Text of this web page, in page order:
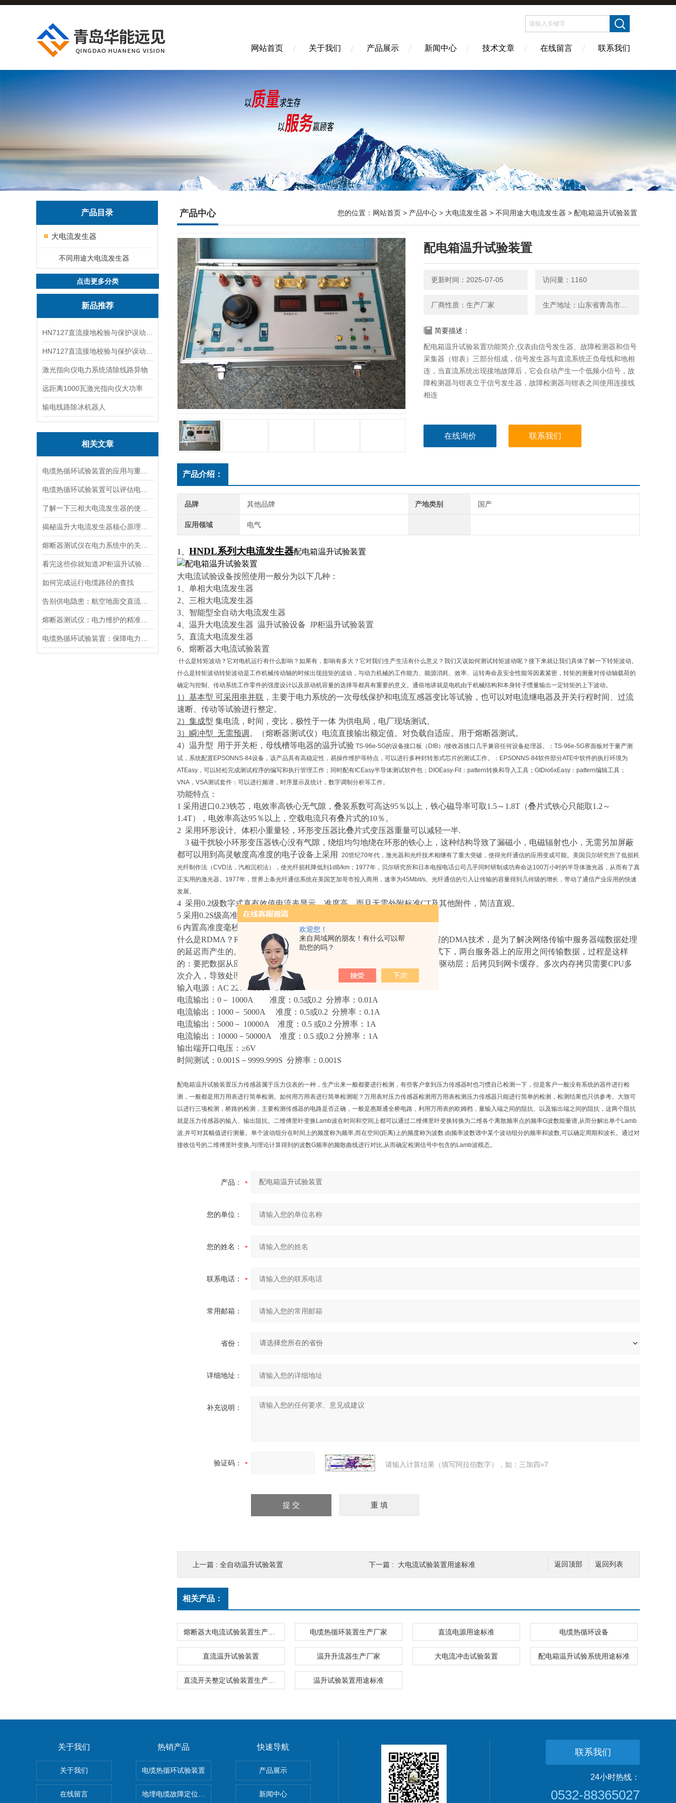
欢迎您！
来自局域网的朋友！有什么可以帮
助您的吗？
网站首页 关于我们 产品展示 新闻中心 技术文章 在线留言 联系我们
产品目录
大电流发生器
不同用途大电流发生器
点击更多分类
新品推荐
激光指向仪电力系统清除线路异物
远距离1000瓦激光指向仪大功率
输电线路除冰机器人
相关文章
如何完成运行电缆路径的查找
产品中心 您的位置： 网站首页 > 产品中心 > 大电流发生器 > 不同用途大电流发生器 > 配电箱温升试验装置
配电箱温升试验装置
更新时间：2025-07-05 访问量：1160
厂商性质：生产厂家
简要描述：
配电箱温升试验装置功能简介,仪表由信号发生器、故障检测器和信号
采集器（钳表）三部分组成，信号发生器与直流系统正负母线和地相
连，当直流系统出现接地故障后，它会自动产生一个低频小信号，故
障检测器与钳表立于信号发生器，故障检测器与钳表之间使用连接线
相连
在线询价 联系我们
产品介绍：
品牌 其他品牌 产地类别 国产
应用领域 电气
1、 HNDL系列大电流发生器配电箱温升试验装置
大电流试验设备按照使用一般分为以下几种：
1、单相大电流发生器
2、三相大电流发生器
3、智能型全自动大电流发生器
4、温升大电流发生器 温升试验设备 JP柜温升试验装置
5、直流大电流发生器
6、熔断器大电流试验装置
什么是转矩波动？它对电机运行有什么影响？如果有，影响有多大？它对我们生产生活有什么意义？我们又该如何测试转矩波动呢？接下来就让我们具体了解一下转矩波动。
什么是转矩波动转矩波动是工作机械传动轴的时候出现扭矩的波动，与动力机械的工作能力、能源消耗、效率、运转寿命及安全性能等因素紧密，转矩的测量对传动轴载荷的
确定与控制、传动系统工作零件的强度设计以及原动机容量的选择等都具有重要的意义。通俗地讲就是电机由于机械结构和本身转子惯量输出一定转矩的上下波动。
1） 基本型 可采用串并联 ， 主要于电力系统的一次母线保护和电流互感器变比等试验 ， 也可以对电流继电器及开关行程时间、过流
速断、传动等试验进行整定。
2） 集成型 集电流，时间，变比，极性于一体 为供电局，电厂现场测试。
3） 瞬冲型 无需预调 。（熔断器测试仪）电流直接输出额定值。对负载自适应。用于熔断器测试。
4） 温升型 用于开关柜，母线槽等电器的温升试验 TS-96e-5G的设备接口板（DIB）/接收器接口几乎兼容任何设备处理器。：TS-96e-5G界面板对于量产测
试，系统配置EPSONNS-84设备，该产品具有高稳定性，易操作维护等特点，可以进行多种封转形式芯片的测试工作。：EPSONNS-84软件部分ATE中软件的执行环境为
ATEasy，可以轻松完成测试程序的编写和执行管理工作；同时配有ICEasy半导体测试软件包；DIOEasy-Fit：pattern转换和导入工具；GtDio6xEasy：pattern编辑工具；
VNA，VSA测试套件：可以进行频谱，时序显示及统计，数字调制分析等工作。
功能特点：
1 采用进口0.23铁芯， 电效率高铁心无气隙，叠装系数可高达95％以上，铁心磁导率可取1.5～1.8T（叠片式铁心只能取1.2～
1.4T），电效率高达95％以上，空载电流只有叠片式的10％。
2 采用环形设计。体积小重量轻， 环形变压器比叠片式变压器重量可以减轻一半.
3 磁干扰较小环形变压器铁心没有气隙，绕组均匀地绕在环形的铁心上，这种结构导致了漏磁小，电磁辐射也小，无需另加屏蔽
都可以用到高灵敏度高准度的电子设备上采用
20世纪70年代，激光器和光纤技术相继有了重大突破，使得光纤通信的应用变成可能。美国贝尔研究所了低损耗
光纤制作法（CVD法，汽相沉积法），使光纤损耗降低到1dB/km；1977年，贝尔研究所和日本电报电话公司几乎同时研制成功寿命达100万小时的半导体激光器，从而有了真
正实用的激光器。1977年，世界上条光纤通信系统在美国芝加哥市投入商用，速率为45Mbit/s。光纤通信的引入让传输的容量得到几何级的增长，带动了通信产业应用的快速
发展。
4 采用0.2级数字式真有效值电流表显示，准度高。而且无需外附标准CT及其他附件，简洁直观。
5 采用0.2S级高准度电流互感器，保证电流信号的线性度和高准度输出.
6 内置高准度毫秒计。满足时间高准度测试的需要。
什么是RDMA？RDMA（RemoteDirectMemoryAccess），通俗的说就是远程的DMA技术，是为了解决网络传输中服务器端数据处理
的延迟而产生的。传统模式与RDMA模式工作机制对比如上图，在传统模式下，两台服务器上的应用之间传输数据，过程是这样
的：要把数据从应用缓存拷贝到Kernel中的TCP协议栈缓存；然后再拷贝到驱动层；后拷贝到网卡缓存。多次内存拷贝需要CPU多
次介入，导致处理延时大，达到数十微秒。技术参数：
输入电源： AC 220V /380V 50HZ
电流输出： 0－ 1000A 准度：0.5或0.2 分辨率：0.01A
电流输出： 1000－ 5000A 准度：0.5或0.2 分辨率：0.1A
电流输出： 5000－ 10000A 准度：0.5 或0.2 分辨率：1A
电流输出： 10000－50000A 准度：0.5 或0.2 分辨率：1A
输出端开口电压： ≥6V
时间测试： 0.001S－9999.999S 分辨率：0.001S
配电箱温升试验装置压力传感器属于压力仪表的一种，生产出来一般都要进行检测，有些客户拿到压力传感器时也习惯自己检测一下，但是客户一般没有系统的器件进行检
测，一般都是用万用表进行简单检测。如何用万用表进行简单检测呢？万用表对压力传感器检测用万用表检测压力传感器只能进行简单的检测，检测结果也只供参考。大致可
以进行三项检测，桥路的检测，主要检测传感器的电路是否正确，一般是惠斯通全桥电路，利用万用表的欧姆档，量输入端之间的阻抗、以及输出端之间的阻抗，这两个阻抗
就是压力传感器的输入、输出阻抗。二维傅里叶变换Lamb波在时间和空间上都可以通过二维傅里叶变换转换为二维各个离散频率点的频率G波数能量谱,从而分解出单个Lamb
波,并可对其幅值进行测量。单个波动组分在时间上的频度称为频率,而在空间(距离)上的频度称为波数.由频率波数谱中某个波动组分的频率和波数,可以确定周期和波长。通过对
接收信号的二维傅里叶变换,与理论计算得到的波数G频率的频散曲线进行对比,从而确定检测信号中包含的Lamb波模态。
产品：
您的单位：
您的姓名：
联系电话：
常用邮箱：
省份：
详细地址：
补充说明：
验证码： 请输入计算结果（填写阿拉伯数字），如：三加四=7
返回列表
返回顶部
上一篇 : 全自动温升试验装置 下一篇 : 大电流试验装置用途标准
相关产品：
电缆热循环装置生产厂家 直流电源用途标准 电缆热循环设备
直流温升试验装置 温升升流器生产厂家 大电流冲击试验装置 配电箱温升试验系统用途标准
温升试验装置用途标准
关于我们
关于我们
在线留言
热销产品
电缆热循环试验装置
地埋电缆故障定位仪 地下电缆探测仪
快速导航
产品展示
新闻中心
联系我们
24小时热线：
0532-88365027